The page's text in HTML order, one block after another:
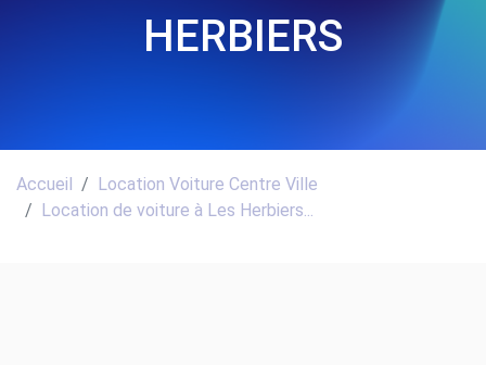
HERBIERS
Accueil
Location Voiture Centre Ville
Location de voiture à Les Herbiers...